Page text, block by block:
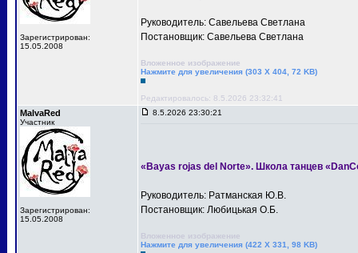
Зарегистрирован:
15.05.2008
Руководитель: Савельева Светлана
Постановщик: Савельева Светлана
Вложенное изображение
Нажмите для увеличения (303 X 404, 72 KB)
Редактировалось: 8.5.2026 23:32:41
MalvaRed
Участник
Зарегистрирован:
15.05.2008
8.5.2026 23:30:21
«Bayas rojas del Norte». Школа танцев
Руководитель: Ратманская Ю.В.
Постановщик: Любицькая О.Б.
Вложенное изображение
Нажмите для увеличения (422 X 331, 98 KB)